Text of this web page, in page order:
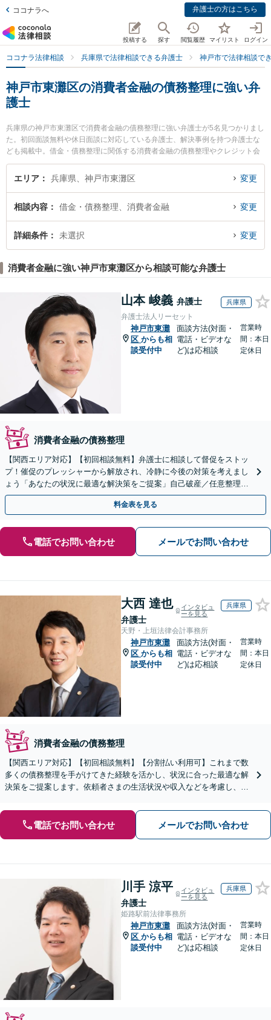
ココナラへ 弁護士の方はこちら
投稿する 探す 閲覧履歴 マイリスト ログイン
ココナラ法律相談 兵庫県で法律相談できる弁護士 神戸市で法律相談で
神戸市東灘区の消費者金融の債務整理に強い弁
護士
兵庫県の神戸市東灘区で消費者金融の債務整理に強い弁護士が5名見つかりまし
た。初回面談無料や休日面談に対応している弁護士、解決事例を持つ弁護士な
ども掲載中。借金・債務整理に関係する消費者金融の債務整理やクレジット会
社の債務整理、リボ払いの債務整理等の細かな分野での絞り込み検索もでき便
利です。特に力新堂法律事務所の茅根 豪弁護士や力新堂法律事務所の伊藤 英明
費者金融の債務整理のトラブルを今すぐに弁護士に相談したい』『消費者金融
の債務整理のトラブル解決の実績豊富な近くの弁護士を検索したい』『初回相
談無料で消費者金融の債務整理を法律相談できる神戸市東灘区内の弁護士に相
エリア 兵庫県、神戸市東灘区 変更
相談内容 借金・債務整理、消費者金融 変更
詳細条件 未選択 変更
消費者金融に強い神戸市東灘区から相談可能な弁護士
山本 峻義 弁護士 兵庫県
弁護士法人リーセット
神戸市東灘
区 からも相
談受付中
面談方法(対面・
電話・ビデオな
ど)は応相談
営業時
間：本日
定休日
消費者金融の債務整理
【関西エリア対応】【初回相談無料】弁護士に相談して督促をストッ
プ！催促のプレッシャーから解放され、冷静に今後の対策を考えまし
ょう「あなたの状況に最適な解決策をご提案」自己破産／任意整理／
個人再生／時効の援用／過払い金請求【休日・夜間相談可】
料金表を見る
電話でお問い合わせ メールでお問い合わせ
大西 達也
弁護士
インタビュ
ーを見る
兵庫県
天野・上垣法律会計事務所
神戸市東灘
区 からも相
談受付中
面談方法(対面・
電話・ビデオな
ど)は応相談
営業時
間：本日
定休日
消費者金融の債務整理
【関西エリア対応】【初回相談無料】【分割払い利用可】これまで数
多くの債務整理を手がけてきた経験を活かし、状況に合った最適な解
決策をご提案します。依頼者さまの生活状況や収入などを考慮し、長
電話でお問い合わせ メールでお問い合わせ
川手 涼平
弁護士
インタビュ
ーを見る
兵庫県
姫路駅前法律事務所
神戸市東灘
区 からも相
談受付中
面談方法(対面・
電話・ビデオな
ど)は応相談
営業時
間：本日
定休日